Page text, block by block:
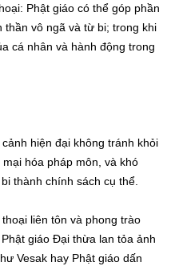
Phật giáo có thể góp phần
thần vô ngã và từ bi; trong khi
cá nhân và hành động trong
hiện đại không tránh khỏi
hóa pháp môn, và khó
thành chính sách cụ thể.
liên tôn và phong trào
giáo Đại thừa lan tỏa ảnh
Vesak hay Phật giáo dấn